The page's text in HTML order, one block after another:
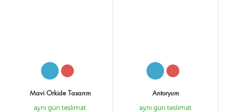
Mavi Orkide Tasarım
aynı gün teslimat
Antoryum
aynı gün teslimat